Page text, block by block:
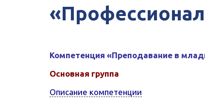
Компетенция «Преподавание в
Основная группа
Описание компетенции